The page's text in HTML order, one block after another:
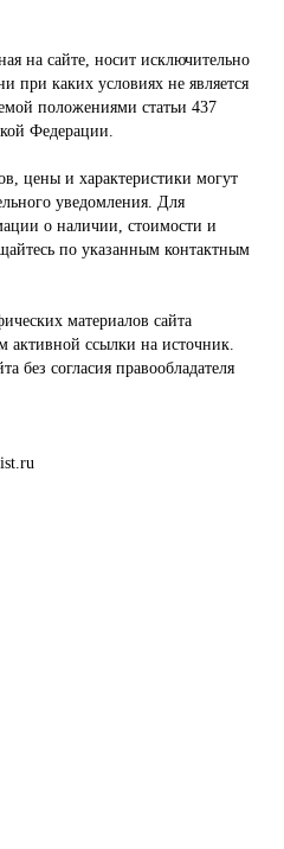
на сайте, носит исключительно
при каких условиях не является
положениями статьи 437
Федерации.
цены и характеристики могут
уведомления. Для
о наличии, стоимости и
по указанным контактным
материалов сайта
активной ссылки на источник.
без согласия правообладателя